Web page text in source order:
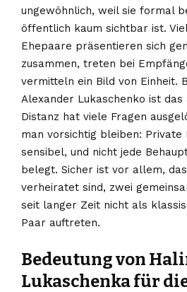
ungewöhnlich, weil sie formal
öffentlich kaum sichtbar ist.
Ehepaare präsentieren sich
zusammen, treten bei
vermitteln ein Bild von Einheit.
Alexander Lukaschenko ist das
Distanz hat viele Fragen
man vorsichtig bleiben: Private
sensibel, und nicht jede
belegt. Sicher ist vor allem,
verheiratet sind, zwei
seit langer Zeit nicht als
Paar auftreten.
Bedeutung von
Lukaschenka für